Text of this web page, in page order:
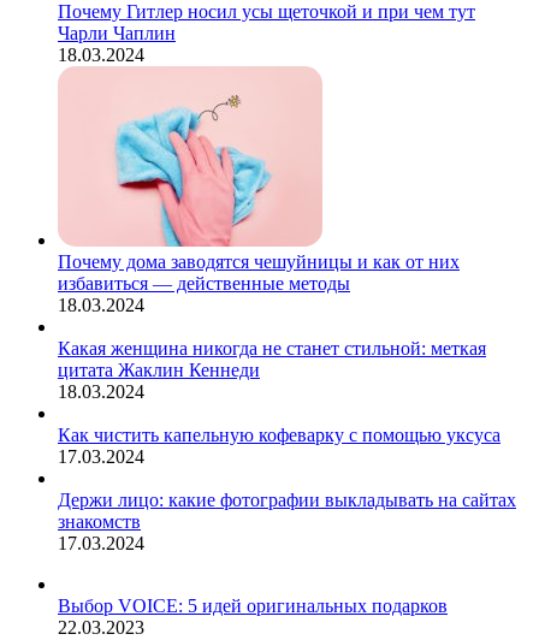
Почему Гитлер носил усы щеточкой и при чем тут
Чарли Чаплин
18.03.2024
Почему дома заводятся чешуйницы и как от них
избавиться — действенные методы
18.03.2024
Какая женщина никогда не станет стильной: меткая
цитата Жаклин Кеннеди
18.03.2024
Как чистить капельную кофеварку с помощью уксуса
17.03.2024
Держи лицо: какие фотографии выкладывать на сайтах
знакомств
17.03.2024
Выбор VOICE: 5 идей оригинальных подарков
22.03.2023